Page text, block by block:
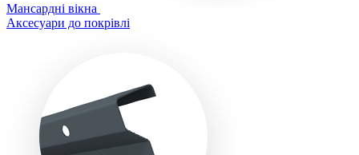
Мансардні вікна
Аксесуари до покрівлі